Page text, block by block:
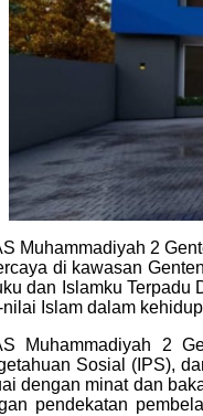
Muhammadiyah 2
di kawasan
dan Islamku
Islam dalam
Muhammadiyah 2
Sosial (IPS),
dengan minat dan
pendekatan